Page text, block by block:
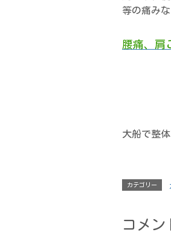
等の痛み
腰痛、肩
大船で整
カテゴリー
コメン